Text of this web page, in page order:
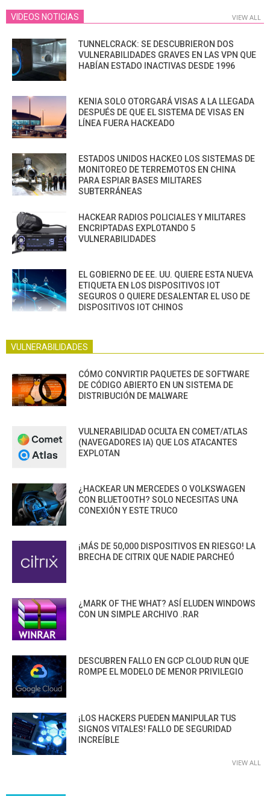
VIDEOS NOTICIAS VIEW ALL
TUNNELCRACK: SE DESCUBRIERON DOS
VULNERABILIDADES GRAVES EN LAS VPN QUE
HABÍAN ESTADO INACTIVAS DESDE 1996
KENIA SOLO OTORGARÁ VISAS A LA LLEGADA
DESPUÉS DE QUE EL SISTEMA DE VISAS EN
LÍNEA FUERA HACKEADO
ESTADOS UNIDOS HACKEO LOS SISTEMAS DE
MONITOREO DE TERREMOTOS EN CHINA
PARA ESPIAR BASES MILITARES
SUBTERRÁNEAS
HACKEAR RADIOS POLICIALES Y MILITARES
ENCRIPTADAS EXPLOTANDO 5
VULNERABILIDADES
EL GOBIERNO DE EE. UU. QUIERE ESTA NUEVA
ETIQUETA EN LOS DISPOSITIVOS IOT
SEGUROS O QUIERE DESALENTAR EL USO DE
DISPOSITIVOS IOT CHINOS
VULNERABILIDADES
CÓMO CONVIRTIR PAQUETES DE SOFTWARE
DE CÓDIGO ABIERTO EN UN SISTEMA DE
DISTRIBUCIÓN DE MALWARE
VULNERABILIDAD OCULTA EN COMET/ATLAS
(NAVEGADORES IA) QUE LOS ATACANTES
EXPLOTAN
¿HACKEAR UN MERCEDES O VOLKSWAGEN
CON BLUETOOTH? SOLO NECESITAS UNA
CONEXIÓN Y ESTE TRUCO
¡MÁS DE 50,000 DISPOSITIVOS EN RIESGO! LA
BRECHA DE CITRIX QUE NADIE PARCHEÓ
¿MARK OF THE WHAT? ASÍ ELUDEN WINDOWS
CON UN SIMPLE ARCHIVO .RAR
DESCUBREN FALLO EN GCP CLOUD RUN QUE
ROMPE EL MODELO DE MENOR PRIVILEGIO
¡LOS HACKERS PUEDEN MANIPULAR TUS
SIGNOS VITALES! FALLO DE SEGURIDAD
INCREÍBLE
VIEW ALL